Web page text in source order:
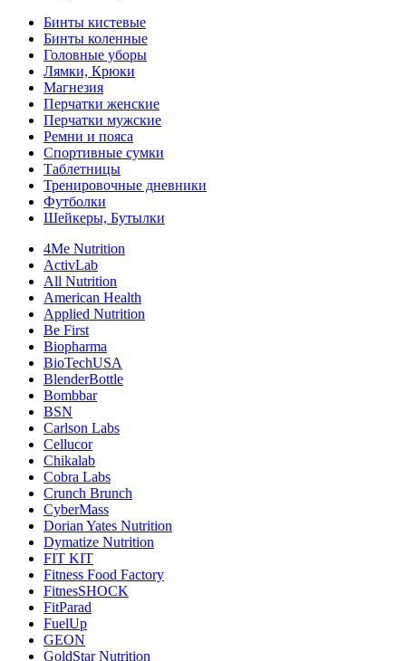
Бинты кистевые
Бинты коленные
Головные уборы
Лямки, Крюки
Магнезия
Перчатки женские
Перчатки мужские
Ремни и пояса
Спортивные сумки
Таблетницы
Тренировочные дневники
Футболки
Шейкеры, Бутылки
4Me Nutrition
ActivLab
All Nutrition
American Health
Applied Nutrition
Be First
Biopharma
BioTechUSA
BlenderBottle
Bombbar
BSN
Carlson Labs
Cellucor
Chikalab
Cobra Labs
Crunch Brunch
CyberMass
Dorian Yates Nutrition
Dymatize Nutrition
FIT KIT
Fitness Food Factory
FitnesSHOCK
FitParad
FuelUp
GEON
GoldStar Nutrition